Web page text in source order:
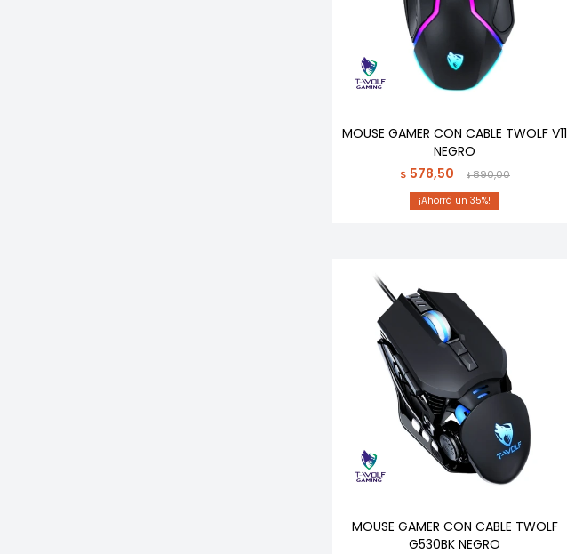
MOUSE GAMER CON CABLE TWOLF V11
NEGRO
$ 578,50 $890,00
35
MOUSE GAMER CON CABLE TWOLF
G530BK NEGRO